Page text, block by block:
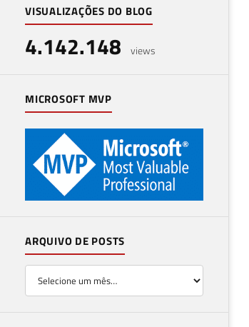
VISUALIZAÇÕES DO BLOG
4.142.148 views
MICROSOFT MVP
ARQUIVO DE POSTS